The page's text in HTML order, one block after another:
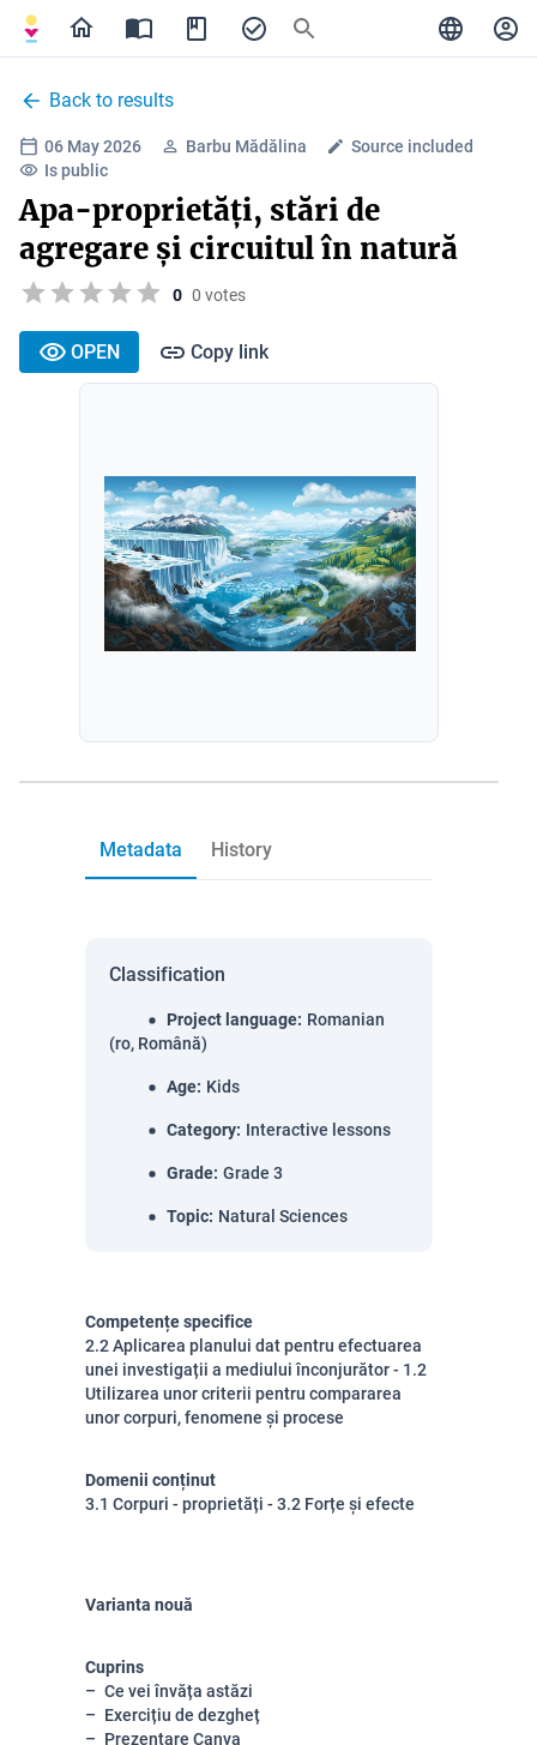
Back to results
06 May 2026 Barbu Mădălina
Source included
Is public
Apa-proprietăți, stări de
agregare și circuitul în natură
0 0 votes
OPEN Copy link
Metadata History
Classification
Project language: Romanian
(ro, Română)
Age: Kids
Category: Interactive lessons
Grade: Grade 3
Topic: Natural Sciences
Competențe specifice
2.2 Aplicarea planului dat pentru efectuarea
unei investigații a mediului înconjurător - 1.2
Utilizarea unor criterii pentru compararea
unor corpuri, fenomene și procese
Domenii conținut
3.1 Corpuri - proprietăți - 3.2 Forțe și efecte
Varianta nouă
Cuprins
Ce vei învăța astăzi
Exercițiu de dezgheț
Prezentare Canva